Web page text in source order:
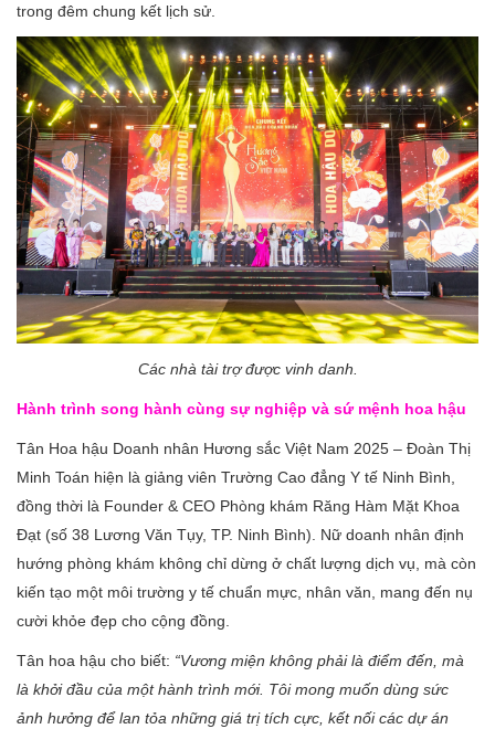
trong đêm chung kết lịch sử.
Các nhà tài trợ được vinh danh.
Hành trình song hành cùng sự nghiệp và sứ mệnh hoa hậu
Tân Hoa hậu Doanh nhân Hương sắc Việt Nam 2025 – Đoàn Thị
Minh Toán hiện là giảng viên Trường Cao đẳng Y tế Ninh Bình,
đồng thời là Founder & CEO Phòng khám Răng Hàm Mặt Khoa
Đạt (số 38 Lương Văn Tụy, TP. Ninh Bình). Nữ doanh nhân định
hướng phòng khám không chỉ dừng ở chất lượng dịch vụ, mà còn
kiến tạo một môi trường y tế chuẩn mực, nhân văn, mang đến nụ
cười khỏe đẹp cho cộng đồng.
Tân hoa hậu cho biết: “Vương miện không phải là điểm đến, mà
là khởi đầu của một hành trình mới. Tôi mong muốn dùng sức
ảnh hưởng để lan tỏa những giá trị tích cực, kết nối các dự án